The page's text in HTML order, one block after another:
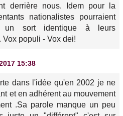
derrière nous. Idem pour la
nationalistes pourraient
un sort identique à leurs
populi - Vox dei!
15:38
dans l'idée qu'en 2002 je ne
et en adhérent au mouvement
.Sa parole manque un peu